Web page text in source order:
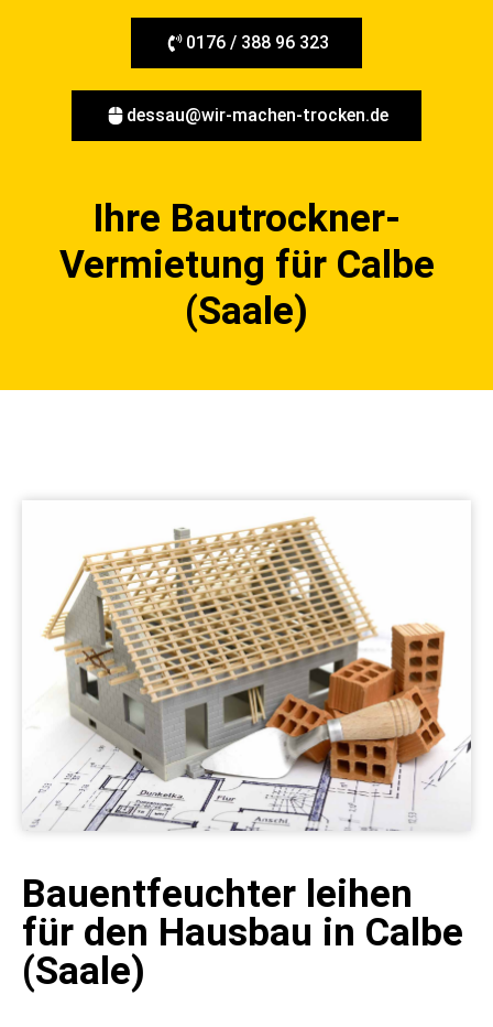
0176 / 388 96 323
dessau@wir-machen-trocken.de
Ihre Bautrockner-
Vermietung für Calbe
(Saale)
Bauentfeuchter leihen
für den Hausbau in Calbe
(Saale)